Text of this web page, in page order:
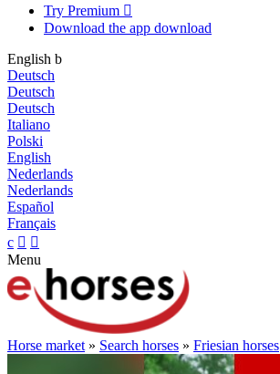
Try Premium 
Download the app download
English b
Deutsch
Deutsch
Deutsch
Italiano
Polski
English
Nederlands
Nederlands
Español
Français
c  
Menu
Horse market » Search horses » Friesian horses